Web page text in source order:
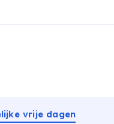
vrije dagen